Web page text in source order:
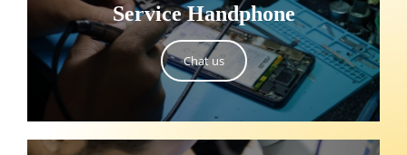
Service Handphone
Chat us